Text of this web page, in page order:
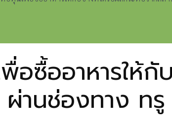
อซื้ออาหารให้กั
านช่องทาง ทรู